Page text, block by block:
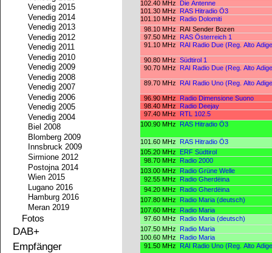
Venedig 2015
Venedig 2014
Venedig 2013
Venedig 2012
Venedig 2011
Venedig 2010
Venedig 2009
Venedig 2008
Venedig 2007
Venedig 2006
Venedig 2005
Venedig 2004
Biel 2008
Blomberg 2009
Innsbruck 2009
Sirmione 2012
Postojna 2014
Wien 2015
Lugano 2016
Hamburg 2016
Meran 2019
Fotos
DAB+
Empfänger
102.40 MHz
Die Antenne
101.30 MHz
RAS Hitradio Ö3
101.10 MHz
Radio Dolomiti
98.10 MHz
RAI Sender Bozen
97.50 MHz
RAS Österreich 1
91.10 MHz
RAI Radio Due (Reg. Alto
90.80 MHz Südtirol 1
90.70 MHz
RAI Radio Due (Reg. Alto
89.70 MHz RAI Radio Uno (Reg. Alto
96.90 MHz
Radio Dimensione Suono
98.40 MHz
Radio Deejay
97.40 MHz
RTL 102.5
100.90 MHz
RAS Hitradio Ö3
101.60 MHz
RAS Hitradio Ö3
105.20 MHz
ERF Südtirol
98.70 MHz
Radio 2000
103.00 MHz
Radio Grüne Welle
92.55 MHz
Radio Gherdëina
94.20 MHz
Radio Gherdëina
107.80 MHz
Radio Maria (deutsch)
107.60 MHz
Radio Maria
97.60 MHz
Radio Maria (deutsch)
107.50 MHz
Radio Maria
100.60 MHz
Radio Maria
91.50 MHz
RAI Radio Uno (Reg. Alto